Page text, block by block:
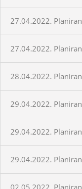
27.04.2022.
27.04.2022.
28.04.2022.
29.04.2022.
29.04.2022.
29.04.2022.
02.05.2022.